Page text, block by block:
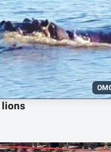
lions